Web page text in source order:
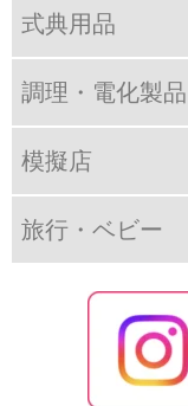
式典用品
調理・電化製品
模擬店
旅行・ベビー